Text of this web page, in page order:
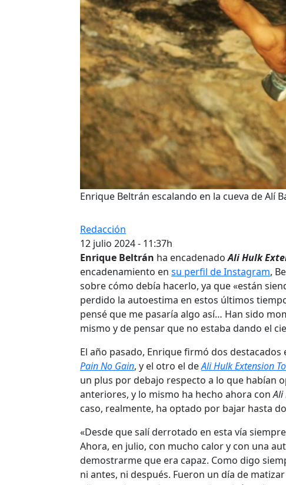
Enrique Beltrán escalando en la cueva de Alí
Redacción
12 julio 2024 - 11:37h
Enrique Beltrán ha encadenadoAli Hulk
encadenamiento en su perfil de Instagram,
sobre cómo debía hacerlo, ya que «están
perdido la autoestima en estos últimos
pensé que me pasaría algo así… Han sido
mismo y de pensar que no estaba dando el
El año pasado, Enrique firmó dos
Pain No Gain, y el otro el deAli Hulk Extension
un plus por debajo respecto a lo que habían
anteriores, y lo mismo ha hecho ahora conAli
caso, realmente, ha optado por bajar hasta
«Desde que salí derrotado en esta vía
Ahora, en julio, con mucho calor y con una
demostrarme que era capaz. Como digo
ni antes, ni después. Fueron un día de